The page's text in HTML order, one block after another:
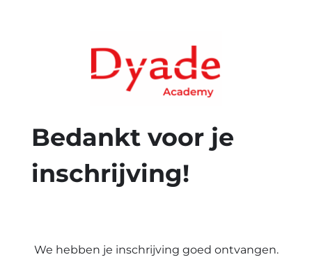
Bedankt voor je
inschrijving!
We hebben je inschrijving goed ontvangen.